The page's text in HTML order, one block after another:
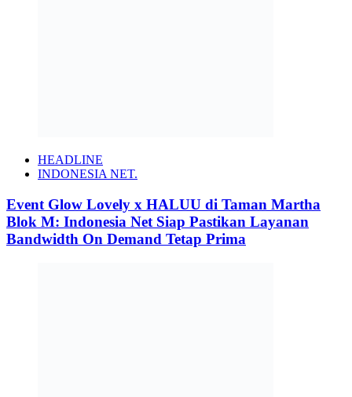
HEADLINE
INDONESIA NET.
Event Glow Lovely x HALUU di Taman Martha
Blok M: Indonesia Net Siap Pastikan Layanan
Bandwidth On Demand Tetap Prima